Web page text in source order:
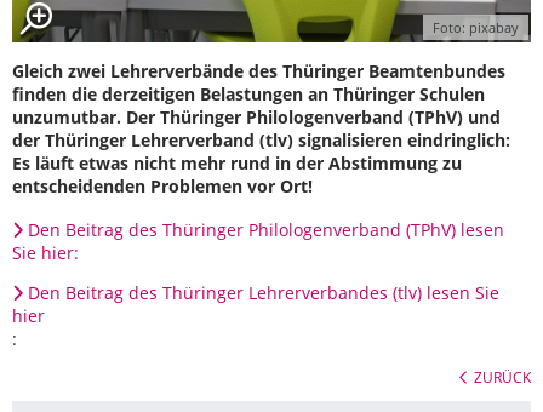
Foto: pixabay
Gleich zwei Lehrerverbände des Thüringer Beamtenbundes
finden die derzeitigen Belastungen an Thüringer Schulen
unzumutbar. Der Thüringer Philologenverband (TPhV) und
der Thüringer Lehrerverband (tlv) signalisieren eindringlich:
Es läuft etwas nicht mehr rund in der Abstimmung zu
entscheidenden Problemen vor Ort!
Den Beitrag des Thüringer Philologenverband (TPhV) lesen
Sie hier:
Den Beitrag des Thüringer Lehrerverbandes (tlv) lesen Sie
hier
:
ZURÜCK